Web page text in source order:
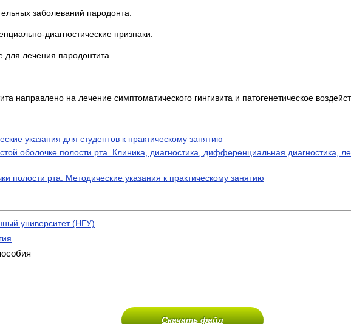
заболеваний пародонта.
диагностические признаки.
лечения пародонтита.
направлено на лечение симптоматического гингивита и патогенетическое
указания для студентов к практическому занятию
оболочке полости рта. Клиника, диагностика, дифференциальная диагностика,
полости рта: Методические указания к практическому занятию
университет (НГУ)
Скачать файл